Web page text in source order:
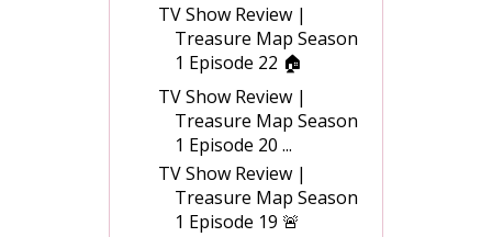
TV Show Review |
Treasure Map Season
1 Episode 22 🏠
TV Show Review |
Treasure Map Season
1 Episode 20 ...
TV Show Review |
Treasure Map Season
1 Episode 19 🚨